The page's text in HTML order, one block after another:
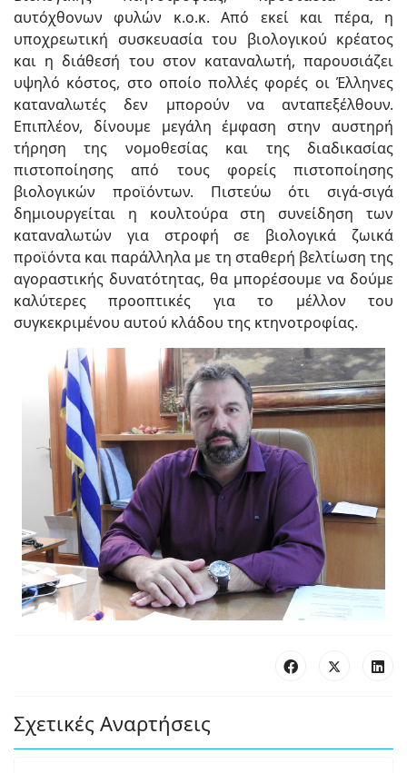
αυτόχθονων φυλών κ.ο.κ. Από εκεί και πέρα, η
υποχρεωτική συσκευασία του βιολογικού κρέατος
και η διάθεσή του στον καταναλωτή, παρουσιάζει
υψηλό κόστος, στο οποίο πολλές φορές οι Έλληνες
καταναλωτές δεν μπορούν να ανταπεξέλθουν.
Επιπλέον, δίνουμε μεγάλη έμφαση στην αυστηρή
τήρηση της νομοθεσίας και της διαδικασίας
πιστοποίησης από τους φορείς πιστοποίησης
βιολογικών προϊόντων. Πιστεύω ότι σιγά-σιγά
δημιουργείται η κουλτούρα στη συνείδηση των
καταναλωτών για στροφή σε βιολογικά ζωικά
προϊόντα και παράλληλα με τη σταθερή βελτίωση της
αγοραστικής δυνατότητας, θα μπορέσουμε να δούμε
καλύτερες προοπτικές για το μέλλον του
συγκεκριμένου αυτού κλάδου της κτηνοτροφίας.
Σχετικές Αναρτήσεις